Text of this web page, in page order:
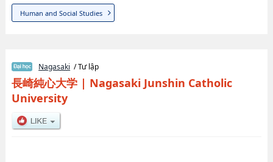
Human and Social Studies
Nagasaki / Tư lập
長崎純心大学| Nagasaki Junshin Catholic
University